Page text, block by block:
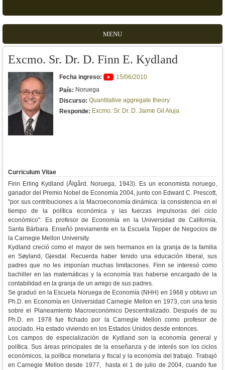
MENU
Excmo. Sr. Dr. D. Finn E. Kydland
Fecha ingreso:
15/06/2010
País: Noruega
Discurso: Quantitative aggregate theory
Responde: Excmo. Sr. Dr. D. Jaime Gil Aluja
Curriculum Vitae
Finn Erling Kydland (Ålgård. Noruega, 1943). Es un economista noruego,
ganador del Premio Nobel de Economía 2004, junto con Edward C. Prescott,
"por sus contribuciones a la Macroeconomía dinámica: la consistencia en el
tiempo de la política económica y las fuerzas impulsoras del ciclo
económico". Es profesor de Economía en la Universidad de California,
Santa Bárbara. Enseñó previamente en la Escuela Tepper de Negocios de
la Carnegie Mellon University.
Kydland creció como el mayor de seis hermanos en la granja de la familia
en Søyland, Gjesdal. Recuerda haber tenido una educación liberal, sus
padres que no les imponían muchas limitaciones. Finn se interesó como
bachiller en las matemáticas y la economía tras haberse encargado de la
contabilidad en la granja de un amigo de sus padres.
Se graduó en la Escuela Noruega de Economía (NHH) en 1968 y obtuvo un
Ph.D. en Economía en Universidad Carnegie Mellon en 1973, con una tesis
sobre el Planeamiento Macroeconómico Descentralizado. Después de su
Ph.D. en 1978 fue fichado por la Carnegie Mellon como profesor de
asociado. Ha estado viviendo en los Estados Unidos desde entonces.
Los campos de especialización de Kydland son la economía general y
política. Sus áreas principales de la enseñanza y de interés son los ciclos
económicos, la política monetaria y fiscal y la economía del trabajo. Trabajó
en Carnegie Mellon desde 1977, hasta el 1 de julio de 2004, cuando fue